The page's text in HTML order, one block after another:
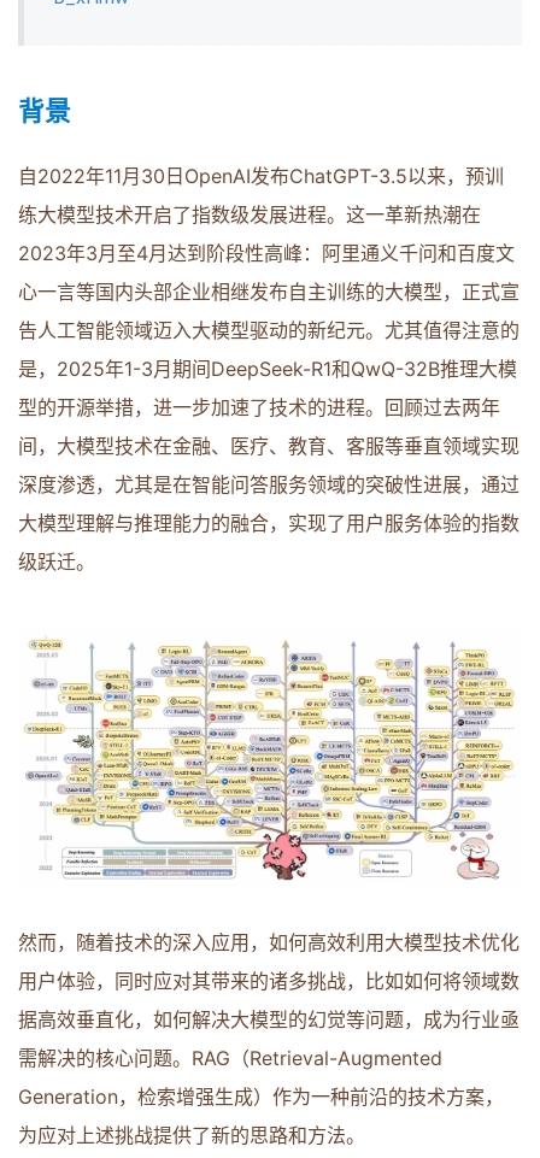
背景
自2022年11月30日OpenAI发布ChatGPT-3.5以来，预训
练大模型技术开启了指数级发展进程。这一革新热潮在
2023年3月至4月达到阶段性高峰：阿里通义千问和百度文
心一言等国内头部企业相继发布自主训练的大模型，正式宣
告人工智能领域迈入大模型驱动的新纪元。尤其值得注意的
是，2025年1-3月期间DeepSeek-R1和QwQ-32B推理大模
型的开源举措，进一步加速了技术的进程。回顾过去两年
间，大模型技术在金融、医疗、教育、客服等垂直领域实现
深度渗透，尤其是在智能问答服务领域的突破性进展，通过
大模型理解与推理能力的融合，实现了用户服务体验的指数
级跃迁。
然而，随着技术的深入应用，如何高效利用大模型技术优化
用户体验，同时应对其带来的诸多挑战，比如如何将领域数
据高效垂直化，如何解决大模型的幻觉等问题，成为行业亟
需解决的核心问题。RAG（Retrieval-Augmented
Generation，检索增强生成）作为一种前沿的技术方案，
为应对上述挑战提供了新的思路和方法。